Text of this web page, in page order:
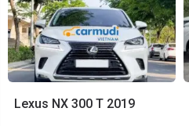
Lexus NX 300 T 2019